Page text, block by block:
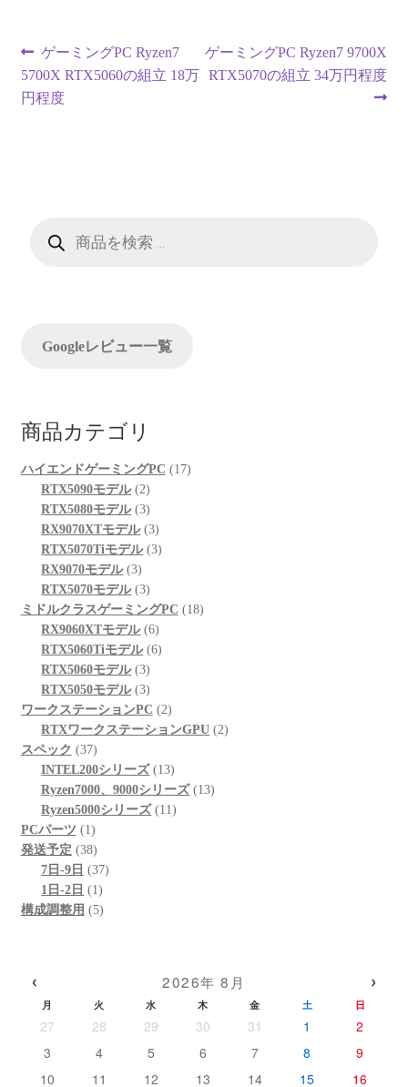
投
稿
ー
ン
前
の
投
ゲーミングPC Ryzen7
5700X RTX5060の組立 18万
円程度
次
の
ゲーミングPC Ryzen7 9700X
RTX5070の組立 34万円程度
Googleレビュー一覧
商品カテゴリ
ハイエンドゲーミングPC 1717
RTX5090モデル 22
個
の
商
RTX5080モデル 33
個
の
品
RX9070XTモデル 33
個
品
RTX5070Tiモデル 33
商
品
RX9070モデル 33
個
の
商
品
RTX5070モデル 33
個
の
商
品
ミドルクラスゲーミングPC 1818
RX9060XTモデル 66
個
品
RTX5060Tiモデル 66
商
品
RTX5060モデル 33
個
の
商
RTX5050モデル 33
個
の
品
ワークステーションPC 22
個
商
品
RTXワークステーションGPU 22
スペック 3737
個
の
商
品
INTEL200シリーズ 1313
個
の
Ryzen7000、9000シリーズ 1313
Ryzen5000シリーズ 1111
PCパーツ 11
個
の
商
品
発送予定 3838
個
の
商
7日-9日 3737
1日-2日 11
個
構成調整用 55
‹ 2026年 8月 ›
月 火 水 木 金 土 日
27 28 29 30 31 1
2
3
4 5 6 7 8
9
10
11 12 13 14 15 16